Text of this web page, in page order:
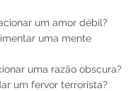
um amor débil?
uma mente
uma razão obscura?
um fervor terrorista?